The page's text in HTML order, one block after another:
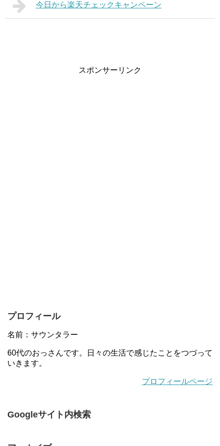
今日から楽天チェックキャンペーン
スポンサーリンク
プロフィール
名前：サウンタラー
60代のおっさんです。日々の生活で感じたことをつづって
いきます。
プロフィールページ
Googleサイト内検索